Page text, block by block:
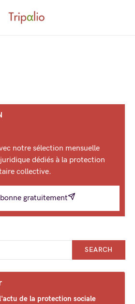
notre sélection mensuelle
juridique dédiés à la protection
collective.
gratuitement
SEARCH
de la protection sociale